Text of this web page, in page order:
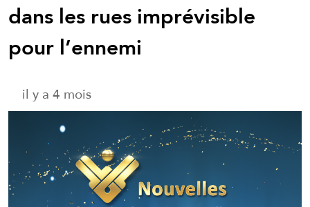
dans les rues imprévisible
pour l’ennemi
il y a 4 mois